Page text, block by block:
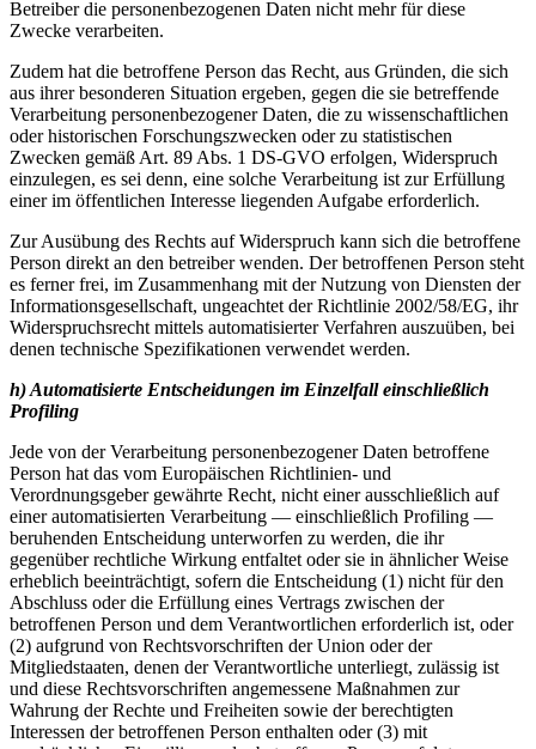
Betreiber die personenbezogenen Daten nicht mehr für diese
Zwecke verarbeiten.
Zudem hat die betroffene Person das Recht, aus Gründen, die sich
aus ihrer besonderen Situation ergeben, gegen die sie betreffende
Verarbeitung personenbezogener Daten, die zu wissenschaftlichen
oder historischen Forschungszwecken oder zu statistischen
Zwecken gemäß Art. 89 Abs. 1 DS-GVO erfolgen, Widerspruch
einzulegen, es sei denn, eine solche Verarbeitung ist zur Erfüllung
einer im öffentlichen Interesse liegenden Aufgabe erforderlich.
Zur Ausübung des Rechts auf Widerspruch kann sich die betroffene
Person direkt an den betreiber wenden. Der betroffenen Person steht
es ferner frei, im Zusammenhang mit der Nutzung von Diensten der
Informationsgesellschaft, ungeachtet der Richtlinie 2002/58/EG, ihr
Widerspruchsrecht mittels automatisierter Verfahren auszuüben, bei
denen technische Spezifikationen verwendet werden.
h) Automatisierte Entscheidungen im Einzelfall einschließlich
Profiling
Jede von der Verarbeitung personenbezogener Daten betroffene
Person hat das vom Europäischen Richtlinien- und
Verordnungsgeber gewährte Recht, nicht einer ausschließlich auf
einer automatisierten Verarbeitung — einschließlich Profiling —
beruhenden Entscheidung unterworfen zu werden, die ihr
gegenüber rechtliche Wirkung entfaltet oder sie in ähnlicher Weise
erheblich beeinträchtigt, sofern die Entscheidung (1) nicht für den
Abschluss oder die Erfüllung eines Vertrags zwischen der
betroffenen Person und dem Verantwortlichen erforderlich ist, oder
(2) aufgrund von Rechtsvorschriften der Union oder der
Mitgliedstaaten, denen der Verantwortliche unterliegt, zulässig ist
und diese Rechtsvorschriften angemessene Maßnahmen zur
Wahrung der Rechte und Freiheiten sowie der berechtigten
Interessen der betroffenen Person enthalten oder (3) mit